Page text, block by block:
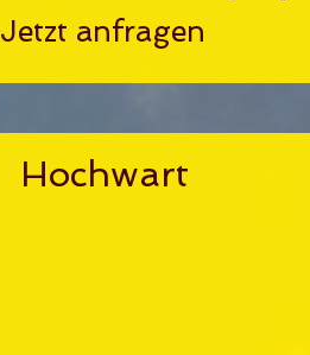
Jetzt anfragen
Hochwart